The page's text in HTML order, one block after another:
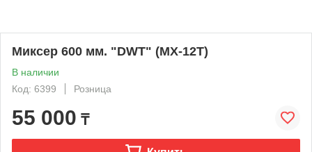
Миксер 600 мм. "DWT" (MX-12T)
В наличии
Код: 6399
Розница
55 000 ₸